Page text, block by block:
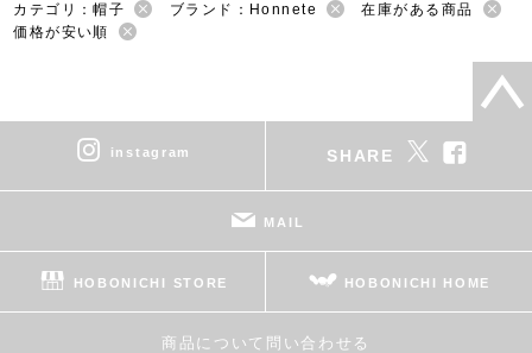
カテゴリ：帽子 ブランド：Honnete
在庫がある商品
価格が安い順
instagram SHARE
MAIL
HOBONICHI STORE HOBONICHI HOME
商品について問い合わせる